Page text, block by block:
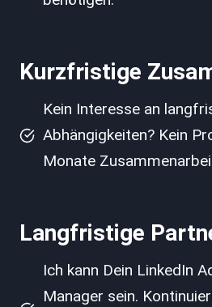
Kurzfristige
Kein Interesse an
Abhängigkeiten? Kein
Monate
Langfristige
Ich kann Dein LinkedIn
Manager sein.